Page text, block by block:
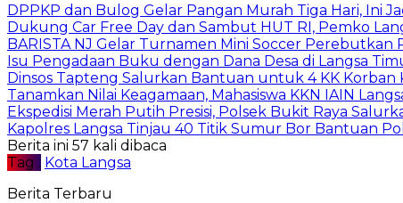
DPPKP dan Bulog Gelar Pangan Murah Tiga Hari, Ini
Dukung Car Free Day dan Sambut HUT RI, Pemko
BARISTA NJ Gelar Turnamen Mini Soccer Perebutkan
Isu Pengadaan Buku dengan Dana Desa di Langsa
Dinsos Tapteng Salurkan Bantuan untuk 4 KK Korban
Tanamkan Nilai Keagamaan, Mahasiswa KKN IAIN
Ekspedisi Merah Putih Presisi, Polsek Bukit Raya
Kapolres Langsa Tinjau 40 Titik Sumur Bor Bantuan
Berita ini 57 kali dibaca
Tag : Kota Langsa
Berita Terbaru